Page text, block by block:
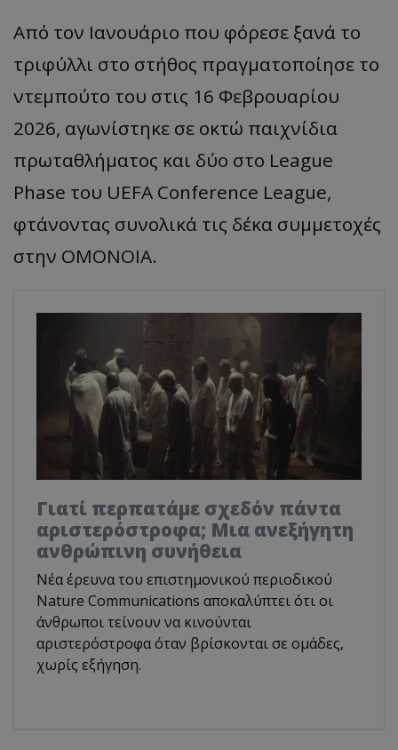
Από τον Ιανουάριο που φόρεσε ξανά το
τριφύλλι στο στήθος πραγματοποίησε το
ντεμπούτο του στις 16 Φεβρουαρίου
2026, αγωνίστηκε σε οκτώ παιχνίδια
πρωταθλήματος και δύο στο League
Phase του UEFA Conference League,
φτάνοντας συνολικά τις δέκα συμμετοχές
στην ΟΜΟΝΟΙΑ.
Γιατί περπατάμε σχεδόν πάντα
αριστερόστροφα; Μια ανεξήγητη
ανθρώπινη συνήθεια
Νέα έρευνα του επιστημονικού περιοδικού
Nature Communications αποκαλύπτει ότι οι
άνθρωποι τείνουν να κινούνται
αριστερόστροφα όταν βρίσκονται σε ομάδες,
χωρίς εξήγηση.